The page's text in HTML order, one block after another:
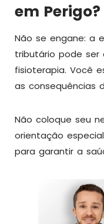
em Perigo?
Não se engane: a
tributário pode ser
fisioterapia. Você
as consequências
Não coloque seu
orientação
para garantir a